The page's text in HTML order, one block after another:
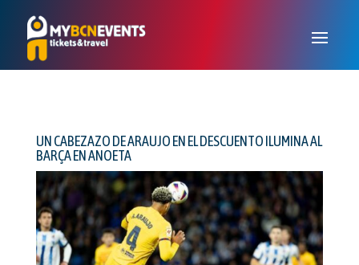
UN CABEZAZO DE ARAUJO EN EL DESCUENTO ILUMINA AL
BARÇA EN ANOETA